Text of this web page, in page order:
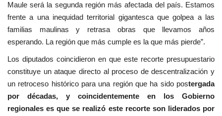
Maule será la segunda región más afectada del país. Estamos
frente a una inequidad territorial gigantesca que golpea a las
familias maulinas y retrasa obras que llevamos años
esperando. La región que más cumple es la que más pierde”.
Los diputados coincidieron en que este recorte presupuestario
constituye un ataque directo al proceso de descentralización y
un retroceso histórico para una región que ha sido postergada
por décadas, y coincidentemente en los Gobierno
regionales es que se realizó este recorte son liderados por